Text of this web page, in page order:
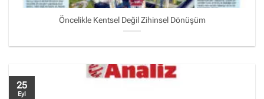
Öncelikle Kentsel Değil Zihinsel Dönüşüm
25
Eyl